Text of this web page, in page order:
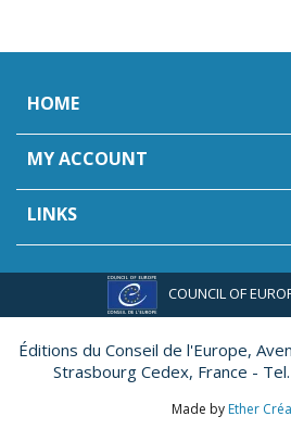
HOME
MY ACCOUNT
LINKS
COUNCIL OF
Éditions du Conseil de l'Europe,
Strasbourg Cedex, France -
Made by Ether